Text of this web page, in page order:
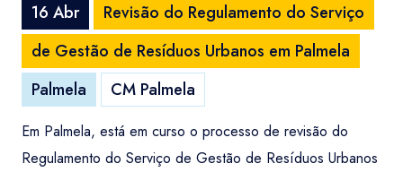
16 Abr
Revisão do Regulamento do Serviço
de Gestão de Resíduos Urbanos em Palmela
Palmela
CM Palmela
Em Palmela, está em curso o processo de revisão do
Regulamento do Serviço de Gestão de Resíduos Urbanos